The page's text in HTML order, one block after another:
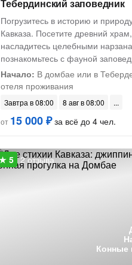
Тебердинский заповедник
Погрузитесь в историю и
Кавказа. Посетите древний храм,
насладитесь целебными
познакомьтесь с фауной
Начало: В домбае или в
отеля проживания
Завтра в 08:00
8 авг в 08:00
от 15 000 ₽за всё до 4 чел.
Конные
2 отзыва